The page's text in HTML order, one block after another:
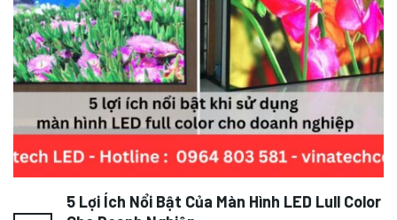
5 Lợi Ích Nổi Bật Của Màn Hình LED Lull Color